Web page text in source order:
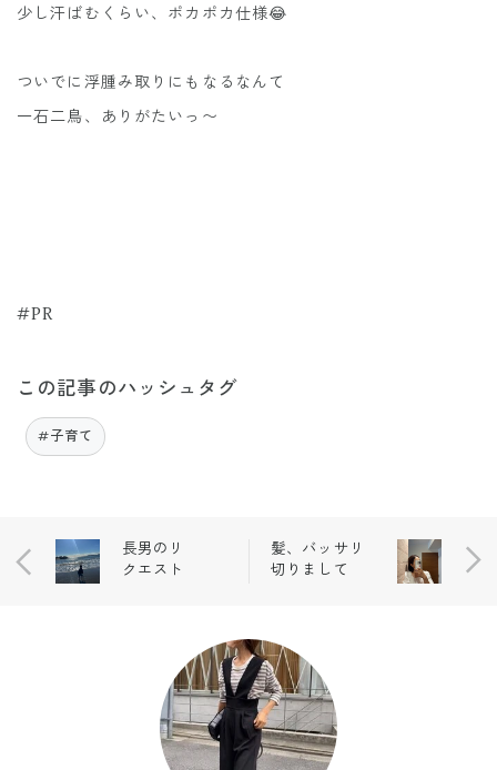
少し汗ばむくらい、ポカポカ仕様😂
ついでに浮腫み取りにもなるなんて
一石二鳥、ありがたいっ〜
#PR
この記事のハッシュタグ
#子育て
長男のリ
クエスト
髪、バッサリ
切りまして